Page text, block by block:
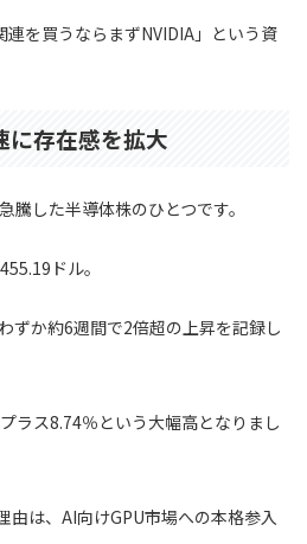
を買うならまずNVIDIA」という資
存在感を拡大
騰した半導体株のひとつです。
ドル。
ずか約6週間で2倍超の上昇を記録し
ラス8.74％という大幅高となりまし
由は、AI向けGPU市場への本格参入